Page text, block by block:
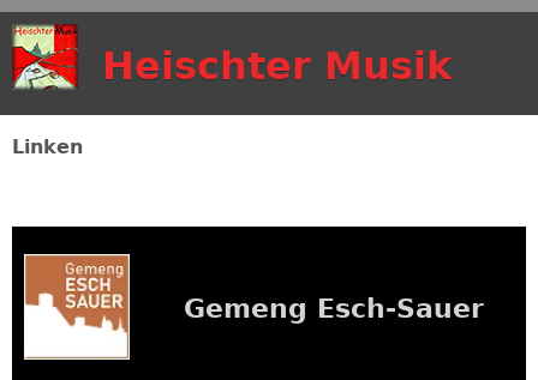
Heischter Musik
Linken
Gemeng Esch-Sauer